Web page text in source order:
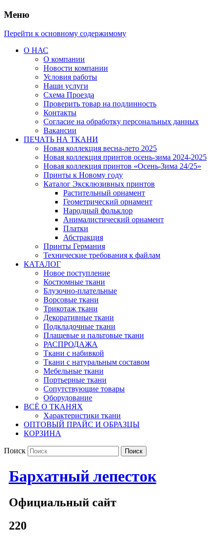
Меню
Перейти к основному содержимому
О НАС
О компании
Новости компании
Условия работы
Наши услуги
Схема Проезда
Проверить товар на подлинность
Контакты
Согласие на обработку персональных данных
Вакансии
ПЕЧАТЬ НА ТКАНИ
Новая коллекция весна-лето 2025
Новая коллекция принтов осень-зима 2024-2025
Новая коллекция принтов «Осень-Зима 24/25»
Принты к Новому году
Каталог Эксклюзивных принтов
Растительный орнамент
Геометрический орнамент
Народный фольклор
Анималистический орнамент
Платки
Абстракция
Принты Германия
Технические требования к файлам
КАТАЛОГ
Новое поступление
Костюмные ткани
Блузочно-плательные
Ворсовые ткани
Трикотаж ткани
Декоративные ткани
Подкладочные ткани
Плащевые и пальтовые ткани
РАСПРОДАЖА
Ткани с набивкой
Ткани с натуральным составом
Мебельные ткани
Портьерные ткани
Сопутствующие товары
Оборудование
ВСЁ О ТКАНЯХ
Характеристики ткани
ОПТОВЫЙ ПРАЙС И ОБРАЗЦЫ
КОРЗИНА
Поиск
Бархатный лепесток
Официальный сайт
220